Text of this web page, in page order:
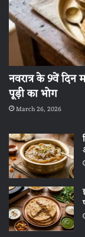
नवरात्र के 9वें दिन
पूड़ी का भोग
March 26, 2026